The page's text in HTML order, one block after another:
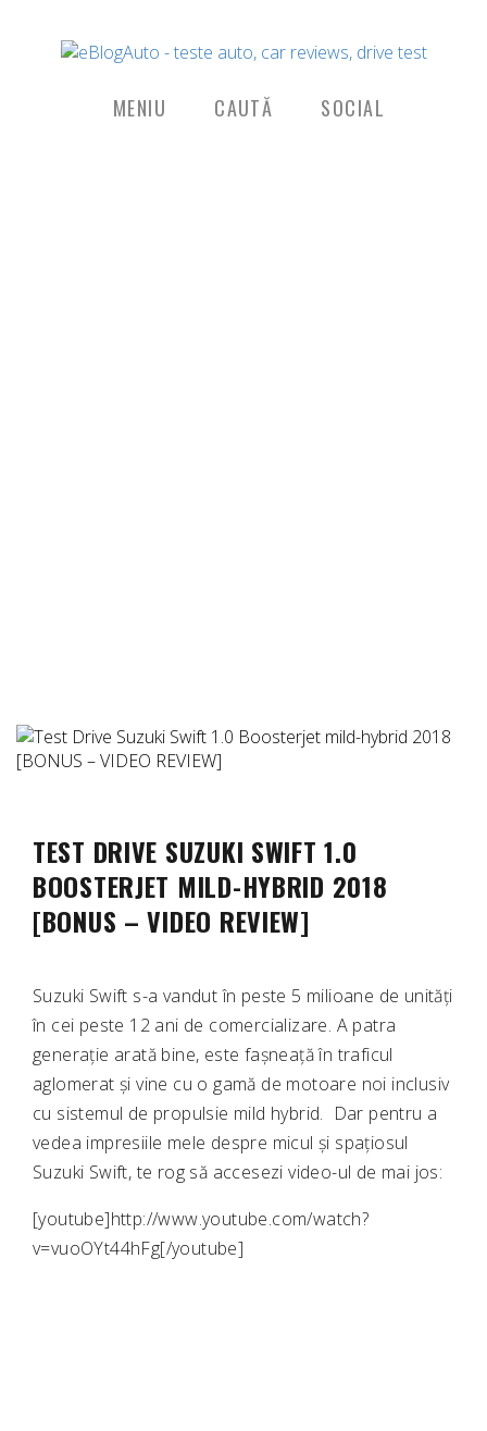
MENIU CAUTĂ SOCIAL
TEST DRIVE SUZUKI SWIFT 1.0
BOOSTERJET MILD-HYBRID 2018
[BONUS – VIDEO REVIEW]
Suzuki Swift s-a vandut în peste 5 milioane de unități
în cei peste 12 ani de comercializare. A patra
generație arată bine, este fașneață în traficul
aglomerat și vine cu o gamă de motoare noi inclusiv
cu sistemul de propulsie mild hybrid. Dar pentru a
vedea impresiile mele despre micul și spațiosul
Suzuki Swift, te rog să accesezi video-ul de mai jos:
[youtube]http://www.youtube.com/watch?
v=vuoOYt44hFg[/youtube]